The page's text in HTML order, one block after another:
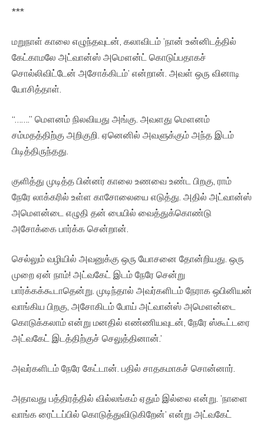
***
மறுநாள் காலை எழுந்தவுடன், கலாவிடம் ’நான் உன்னிடத்தில்
கேட்காமலே அட்வான்ஸ் அமௌன்ட் கொடுப்பதாகச்
சொல்லிவிட்டேன் அசோக்கிடம்’ என்றான். அவள் ஒரு வினாடி
யோசித்தாள்.
“…….” மௌனம் நிலவியது அங்கு. அவளது மௌனம்
சம்மதத்திற்கு அறிகுறி. ஏனெனில் அவளுக்கும் அந்த இடம்
பிடித்திருந்தது.
குளித்து முடித்த பின்னர் காலை உணவை உண்ட பிறகு, ராம்
நேரே லாக்கரில் உள்ள காசோலையை எடுத்து. அதில் அட்வான்ஸ்
அமௌன்டை எழுதி தன் பையில் வைத்துக்கொண்டு
அசோக்கை பார்க்க சென்றான்.
செல்லும் வழியில் அவனுக்கு ஒரு யோசனை தோன்றியது. ஒரு
முறை ஏன் நாம்! அட்வகேட் இடம் நேரே சென்று
பார்க்கக்கூடாதென்று. முடிந்தால் அவர்களிடம் நேராக ஒபினியன்
வாங்கிய பிறகு, அசோகிடம் போய் அட்வான்ஸ் அமௌன்டை
கொடுக்கலாம் என்று மனதில் எண்ணியவுடன், நேரே ஸ்கூட்டரை
அட்வகேட் இடத்திற்குச் செலுத்தினான்.’
அவர்களிடம் நேரே கேட்டான். பதில் சாதகமாகச் சொன்னார்.
அதாவது பத்திரத்தில் வில்லங்கம் ஏதும் இல்லை என்று. ’நாளை
வாங்க ரைட்டப்பில் கொடுத்துவிடுகிறேன்’ என்று அட்வகேட்